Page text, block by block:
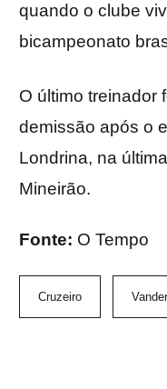
quando o clube
bicampeonato
O último treinador
demissão após o
Londrina, na
Mineirão.
Fonte: O Tempo
Cruzeiro